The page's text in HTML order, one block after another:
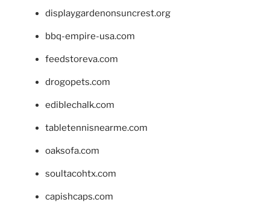
displaygardenonsuncrest.org
bbq-empire-usa.com
feedstoreva.com
drogopets.com
ediblechalk.com
tabletennisnearme.com
oaksofa.com
soultacohtx.com
capishcaps.com